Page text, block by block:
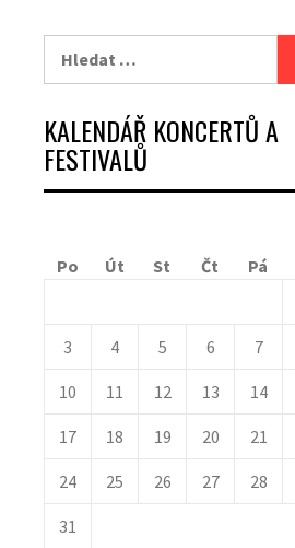
KALENDÁŘ KONCERTŮ A
FESTIVALŮ
Po
Út St Čt Pá
3 4 5 6 7
10 11 12 13 14
17 18 19 20 21
24 25 26 27 28
31